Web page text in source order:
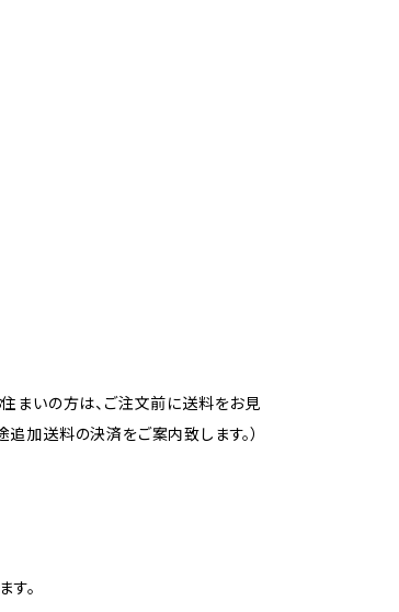
まいの方は、ご注文前に送料をお見
加送料の決済をご案内致します。）
。